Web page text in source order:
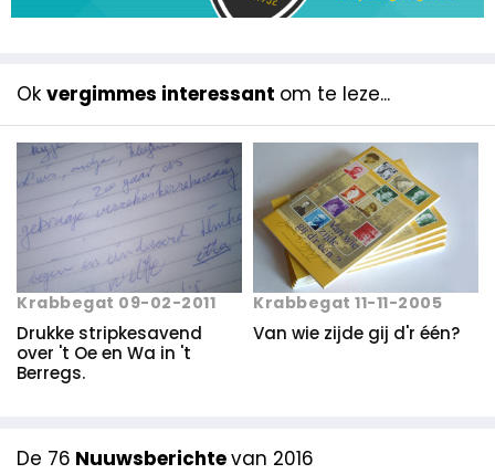
Ok vergimmes interessant om te leze...
Krabbegat 09-02-2011
Drukke stripkesavend
over 't Oe en Wa in 't
Berregs.
Krabbegat 11-11-2005
Van wie zijde gij d'r één?
De 76 Nuuwsberichtevan 2016